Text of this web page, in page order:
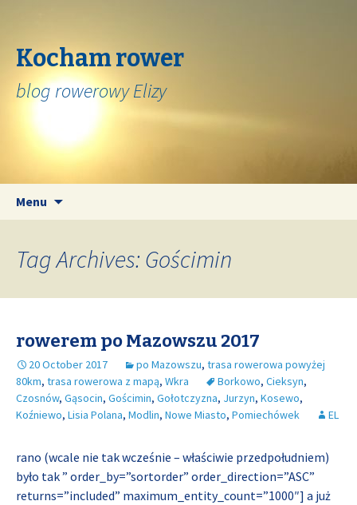
Kocham rower
blog rowerowy Elizy
Menu
Tag Archives: Gościmin
rowerem po Mazowszu 2017
20 October 2017 po Mazowszu, trasa rowerowa powyżej
80km, trasa rowerowa z mapą, Wkra Borkowo, Cieksyn,
Czosnów, Gąsocin, Gościmin, Gołotczyzna, Jurzyn, Kosewo,
Koźniewo, Lisia Polana, Modlin, Nowe Miasto, Pomiechówek EL
rano (wcale nie tak wcześnie – właściwie przedpołudniem)
było tak ” order_by=”sortorder” order_direction=”ASC”
returns=”included” maximum_entity_count=”1000″] a już